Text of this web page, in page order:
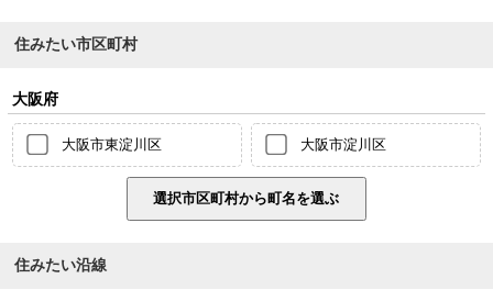
住みたい市区町村
大阪府
大阪市東淀川区 大阪市淀川区
住みたい沿線